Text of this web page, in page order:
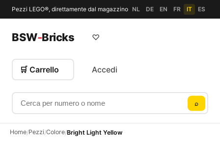
Pezzi LEGO®, direttamente dal magazzino NL DE EN FR IT ES
BSW-Bricks
Cerca per numero o nome
⌕
♡
🛒 Carrello Accedi
Home/Pezzi/Colore/Bright Light Yellow